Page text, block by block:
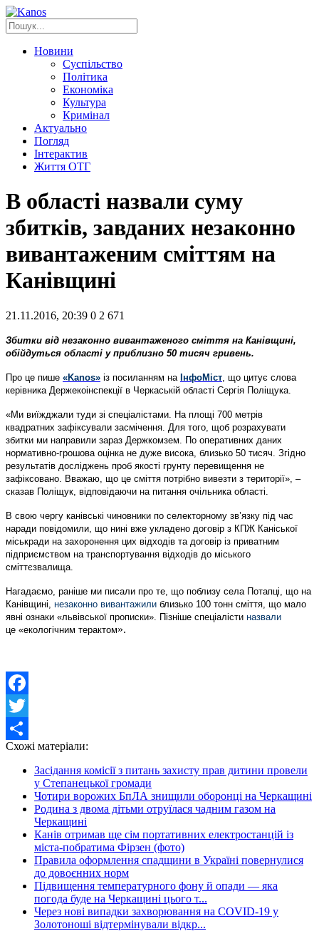
Новини
Суспільство
Політика
Економіка
Культура
Кримінал
Актуально
Погляд
Інтерактив
Життя ОТГ
В області назвали суму
збитків, завданих незаконно
вивантаженим сміттям на
Канівщині
21.11.2016, 20:39 0 2 671
Збитки від незаконно вивантаженого сміття на Канівщині,
обійдуться області у приблизно 50 тисяч гривень.
Про це пише «Kanos» із посиланням на ІнфоМіст , що цитує слова
керівника Держекоінспекції в Черкаській області Сергія Поліщука.
«Ми виїжджали туди зі спеціалістами. На площі 700 метрів
квадратних зафіксували засмічення. Для того, щоб розрахувати
збитки ми направили зараз Держкомзем. По оперативних даних
нормативно-грошова оцінка не дуже висока, близько 50 тисяч. Згідно
результатів досліджень проб якості грунту перевищення не
зафіксовано. Вважаю, що це сміття потрібно вивезти з території», –
сказав Поліщук, відповідаючи на питання очільника області.
В свою чергу канівські чиновники по селекторному зв’язку під час
наради повідомили, що нині вже укладено договір з КПЖ Каніської
міськради на захоронення цих відходів та договір із приватним
підприємством на транспортування відходів до міського
сміттєзвалища.
Нагадаємо, раніше ми писали про те, що поблизу села Потапці, що на
Канівщині, незаконно вивантажили близько 100 тонн сміття, що мало
явні ознаки «львівської прописки». Пізніше спеціалісти назвали
це «екологічним терактом».
Facebook
Twitter
Share
Схожі матеріали:
Засідання комісії з питань захисту прав дитини провели
у Степанецької громади
Чотири ворожих БпЛА знищили оборонці на Черкащині
Родина з двома дітьми отруїлася чадним газом на
Черкащині
Канів отримав ще сім портативних електростанцій із
міста-побратима Фірзен (фото)
Правила оформлення спадщини в Україні повернулися
до довоєнних норм
Підвищення температурного фону й опади — яка
погода буде на Черкащині цього т...
Через нові випадки захворювання на COVID-19 у
Золотоноші відтермінували відкр...